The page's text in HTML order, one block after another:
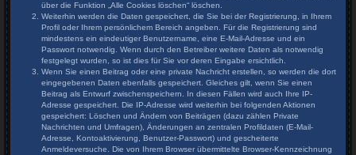
über die Funktion „Alle Cookies löschen“ löschen.
Weiterhin werden die Daten gespeichert, die Sie bei der Registrierung, in Ihrem
Profil oder Ihrem persönlichem Bereich angeben. Für die Registrierung sind
mindestens ein eindeutiger Benutzername, eine E-Mail-Adresse und ein
Passwort notwendig. Wenn durch den Betreiber weitere Daten als notwendig
festgelegt wurden, so ist dies für Sie vor deren Eingabe ersichtlich.
Wenn Sie einen Beitrag oder eine private Nachricht erstellen, so werden die dort
eingegebenen Daten ebenfalls gespeichert. Gleiches gilt, wenn Sie einen
Beitrag als Entwurf zwischenspeichern. In diesen Fällen wird auch Ihre IP-
Adresse gespeichert. Die IP-Adresse wird weiterhin bei folgenden Aktionen
gespeichert: Löschen und Ändern von Beiträgen (dazu zählen Private
Nachrichten und Umfragen), Änderungen an zentralen Profildaten (E-Mail-
Adresse, Kontoaktivierung, Benutzer-Passwort) und gescheiterte
Anmeldeversuche. Die von Ihrem Browser übermittelte Browser-Kennzeichnung